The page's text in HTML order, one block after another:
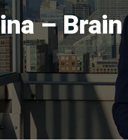
– Brain